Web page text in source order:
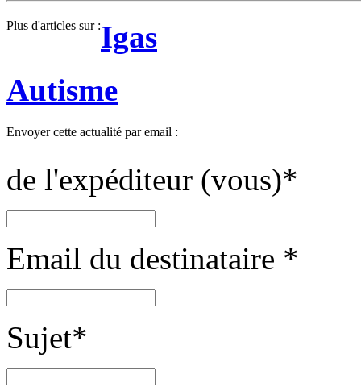
Plus d'articles sur :Igas
Autisme
Envoyer cette actualité par email :
de l'expéditeur (vous)*
Email du destinataire *
Sujet*